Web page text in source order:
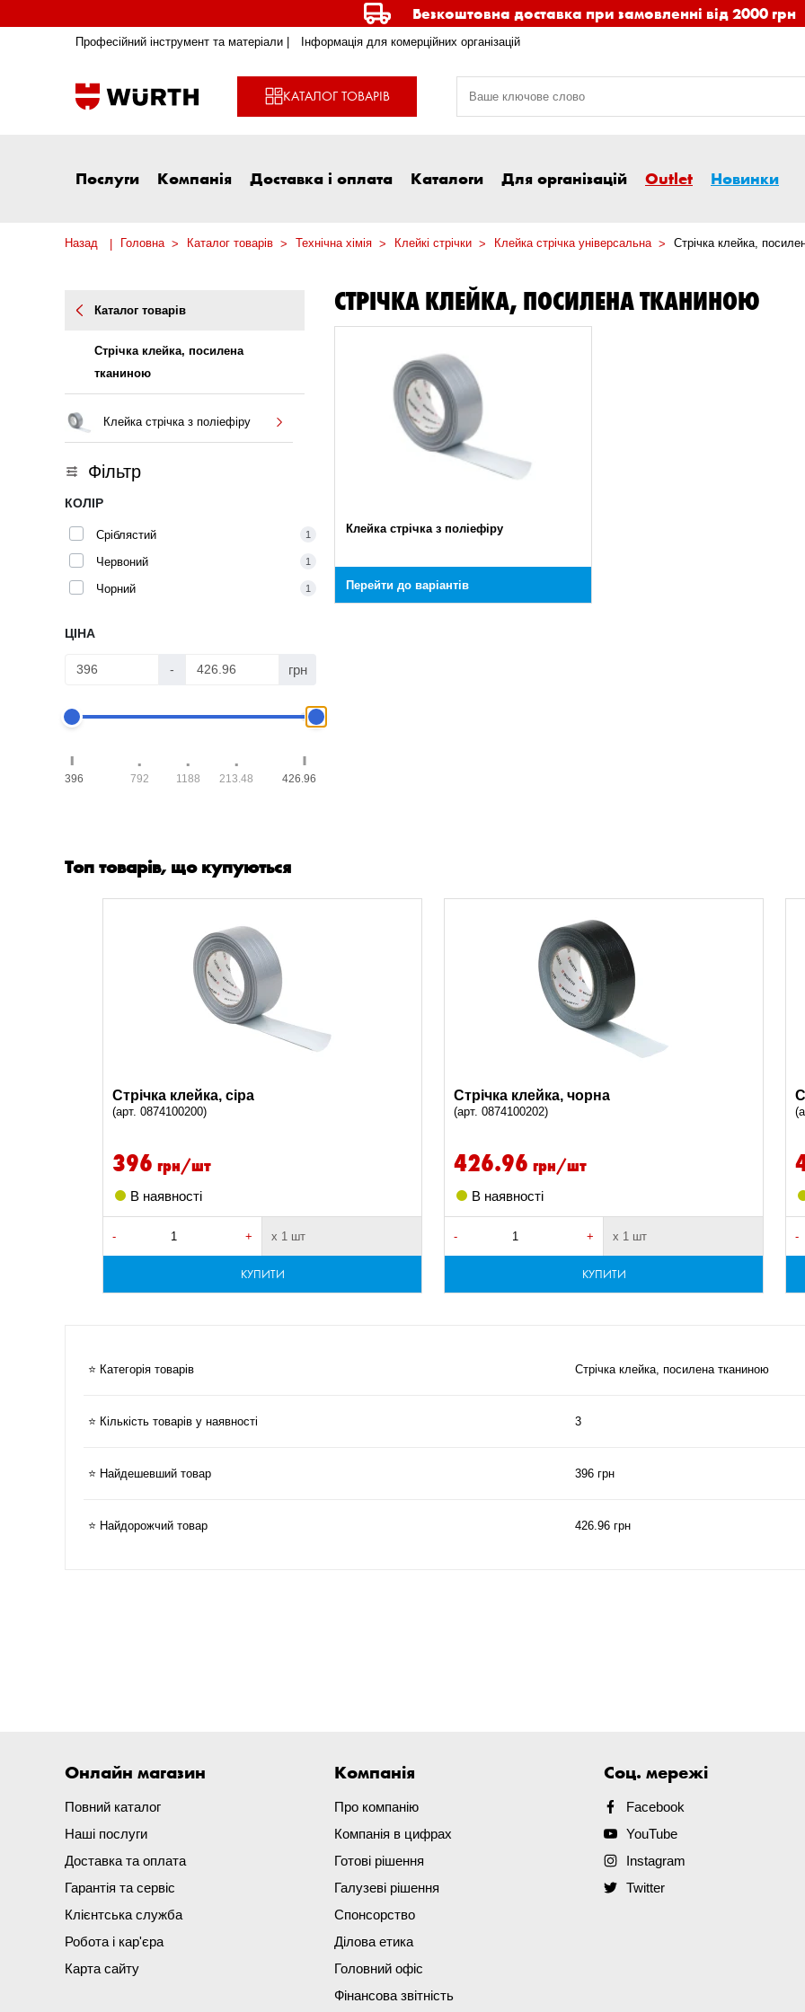
Безкоштовна доставка при замовленні від 2000 грн
Професійний інструмент та матеріали | Інформація для комерційних організацій
КАТАЛОГ ТОВАРІВ
Послуги Компанія Доставка і оплата Каталоги Для організацій Outlet Новинки
Назад Головна Каталог товарів Технічна хімія Клейкі стрічки Клейка стрічка універсальна Стрічка клейка,
Каталог товарів
Стрічка клейка, посилена
тканиною
Клейка стрічка з поліефіру
Фільтр
КОЛІР
Сріблястий 1
Червоний 1
Чорний 1
ЦІНА
- грн
396 792 1188 213.48 426.96
СТРІЧКА КЛЕЙКА, ПОСИЛЕНА ТКАНИНОЮ
Клейка стрічка з поліефіру
Перейти до варіантів
Топ товарів, що купуються
Стрічка клейка, сіра
(арт. 0874100200)
396 грн/шт
В наявності
- + х 1 шт
КУПИТИ
Стрічка клейка, чорна
(арт. 0874100202)
426.96 грн/шт
В наявності
- + х 1 шт
КУПИТИ
-
⭐ Категорія товарів Стрічка клейка, посилена тканиною
⭐ Кількість товарів у наявності 3
⭐ Найдешевший товар 396 грн
⭐ Найдорожчий товар 426.96 грн
Онлайн магазин
Повний каталог
Наші послуги
Доставка та оплата
Гарантія та сервіс
Клієнтська служба
Робота і кар'єра
Карта сайту
Компанія
Про компанію
Компанія в цифрах
Готові рішення
Галузеві рішення
Спонсорство
Ділова етика
Головний офіс
Фінансова звітність
Соц. мережі
Facebook
YouTube
Instagram
Twitter